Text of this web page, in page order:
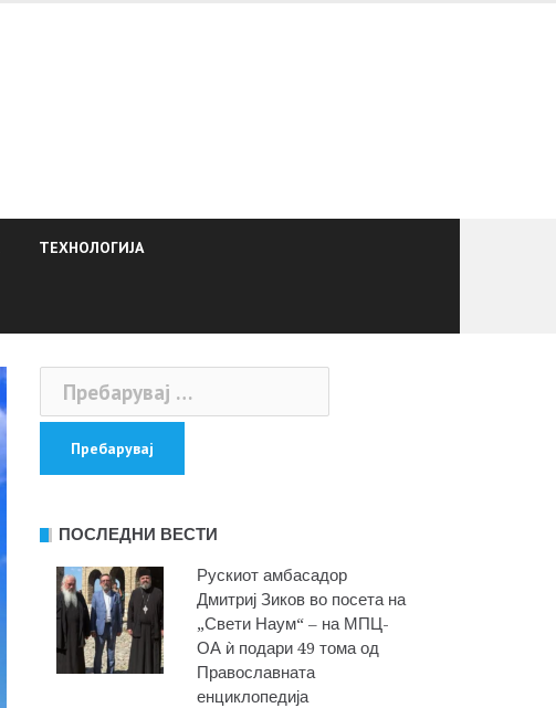
ТЕХНОЛОГИЈА
Пребарувај
за:
ПОСЛЕДНИ ВЕСТИ
Рускиот амбасадор
Дмитриј Зиков во посета на
„Свети Наум“ – на МПЦ-
ОА ѝ подари 49 тома од
Православната
енциклопедија